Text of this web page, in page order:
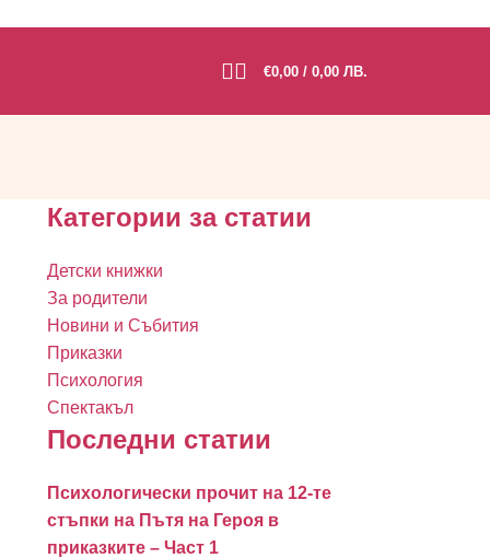
€0,00 / 0,00 ЛВ.
Категории за статии
Детски книжки
За родители
Новини и Събития
Приказки
Психология
Спектакъл
Последни статии
Психологически прочит на 12-те
стъпки на Пътя на Героя в
приказките – Част 1